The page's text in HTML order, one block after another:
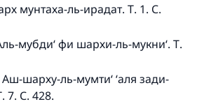
мунтаха-ль-ирадат. Т. 1. С.
мубди‘ фи шархи-ль-мукни‘. Т.
шарху-ль-мумти‘ ‘аля зади-
7. С. 428.